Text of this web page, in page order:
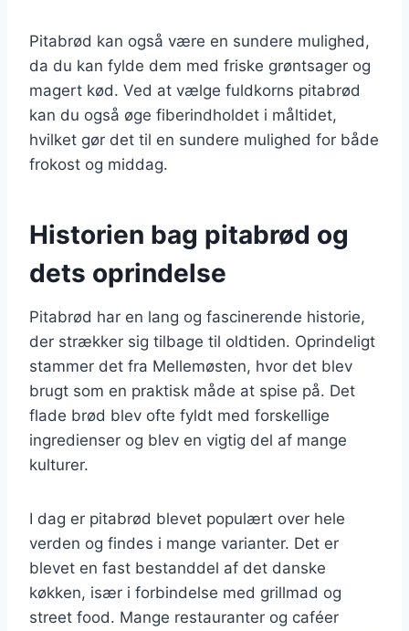
Pitabrød kan også være en sundere mulighed,
da du kan fylde dem med friske grøntsager og
magert kød. Ved at vælge fuldkorns pitabrød
kan du også øge fiberindholdet i måltidet,
hvilket gør det til en sundere mulighed for både
frokost og middag.
Historien bag pitabrød og
dets oprindelse
Pitabrød har en lang og fascinerende historie,
der strækker sig tilbage til oldtiden. Oprindeligt
stammer det fra Mellemøsten, hvor det blev
brugt som en praktisk måde at spise på. Det
flade brød blev ofte fyldt med forskellige
ingredienser og blev en vigtig del af mange
kulturer.
I dag er pitabrød blevet populært over hele
verden og findes i mange varianter. Det er
blevet en fast bestanddel af det danske
køkken, især i forbindelse med grillmad og
street food. Mange restauranter og caféer